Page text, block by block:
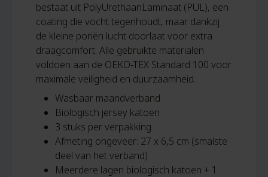
bestaat uit PolyUrethaanLaminaat (PUL), een
coating die vocht tegenhoudt, maar dankzij
de kleine poriën lucht doorlaat voor extra
draagcomfort. Alle gebruikte materialen
voldoen aan de OEKO-TEX Standard 100 voor
maximale veiligheid en duurzaamheid.
Wasbaar maandverband
Biologisch jersey katoen
3 stuks per verpakking
Afmeting ongeveer: 27 x 6,5 cm (smalste
deel van het verband)
Meerdere lagen biologisch katoen + 1